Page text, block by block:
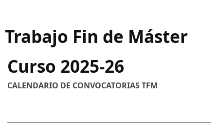
Trabajo Fin de Máster
Curso 2025-26
CALENDARIO DE CONVOCATORIAS TFM